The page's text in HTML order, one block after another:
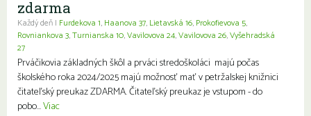
zdarma
Každý deň | Furdekova 1, Haanova 37, Lietavská 16, Prokofievova 5,
Rovniankova 3,Turnianska 10,Vavilovova 24,Vavilovova 26,Vyšehradská
27
Prváčikovia základných škôl a prváci stredoškoláci majú počas
školského roka 2024/2025 majú možnosť mať v petržalskej knižnici
čitateľský preukaz ZDARMA. Čitateľský preukaz je vstupom - do
pobo...Viac